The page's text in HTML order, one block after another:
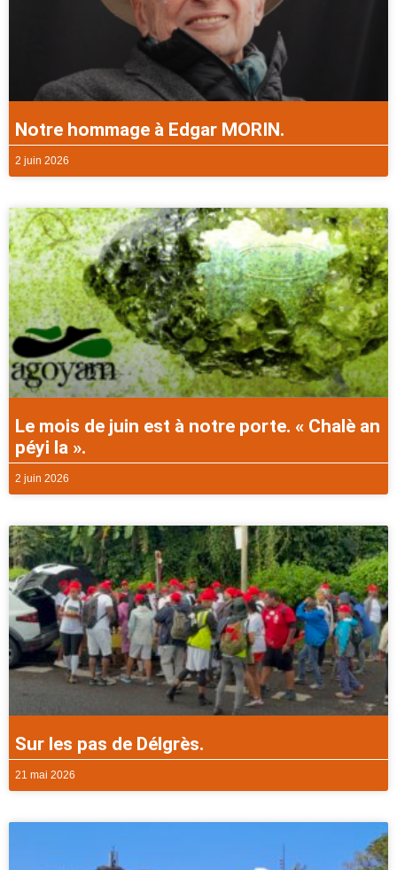
Notre hommage à Edgar MORIN.
2 juin 2026
Le mois de juin est à notre porte. « Chalè an
péyi la ».
2 juin 2026
Sur les pas de Délgrès.
21 mai 2026